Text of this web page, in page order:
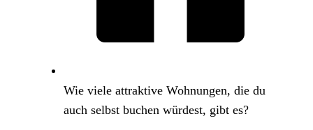
Wie viele attraktive Wohnungen, die du
auch selbst buchen würdest, gibt es?